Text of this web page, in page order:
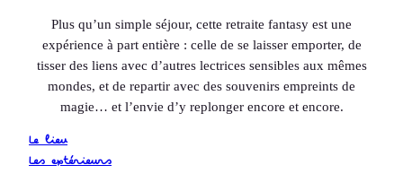
Plus qu’un simple séjour, cette retraite fantasy est une
expérience à part entière : celle de se laisser emporter, de
tisser des liens avec d’autres lectrices sensibles aux mêmes
mondes, et de repartir avec des souvenirs empreints de
magie… et l’envie d’y replonger encore et encore.
Le lieu
Les extérieurs